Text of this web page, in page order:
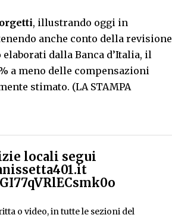
, illustrando oggi in
anche conto della revisione
dalla Banca d’Italia, il
a meno delle compensazioni
stimato. (LA STAMPA
locali segui
o video, in tutte le sezioni del